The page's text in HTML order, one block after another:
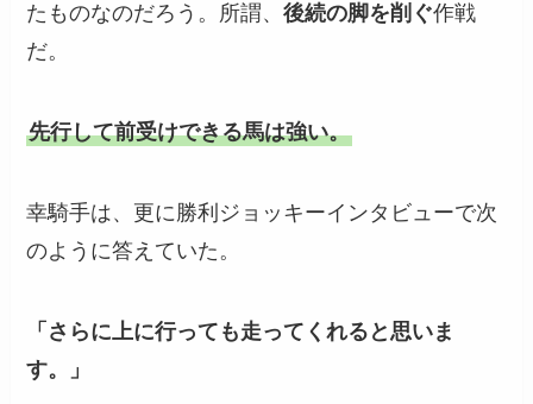
たものなのだろう。所謂、後続の脚を削ぐ作戦
だ。
先行して前受けできる馬は強い。
幸騎手は、更に勝利ジョッキーインタビューで次
のように答えていた。
「さらに上に行っても走ってくれると思いま
す。」